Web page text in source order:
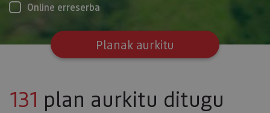
Online erreserba
Planak aurkitu
131 plan aurkitu ditugu